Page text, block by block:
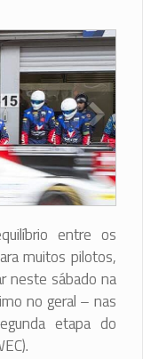
entre os
muitos pilotos,
neste sábado na
no geral – nas
etapa do